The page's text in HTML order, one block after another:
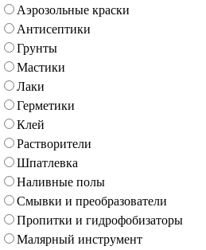
Аэрозольные краски
Антисептики
Грунты
Мастики
Лаки
Герметики
Клей
Растворители
Шпатлевка
Наливные полы
Смывки и преобразователи
Пропитки и гидрофобизаторы
Малярный инструмент